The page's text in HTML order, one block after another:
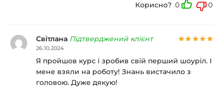
Корисно? 0 0
Світлана Підтверджений клієнт
26.10.2024
Я пройшов курс і зробив свій перший шоуріл. І
мене взяли на роботу! Знань вистачило з
головою. Дуже дякую!